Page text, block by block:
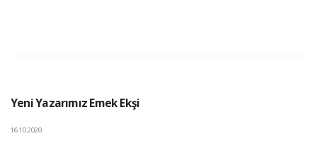
Yeni Yazarımız Emek Ekşi
16.10.2020